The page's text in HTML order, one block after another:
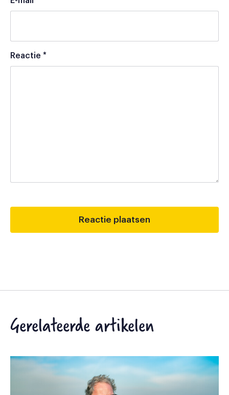
Reactie *
Gerelateerde artikelen